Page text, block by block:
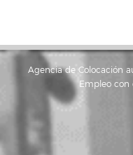
Agencia de Colocación
Empleo